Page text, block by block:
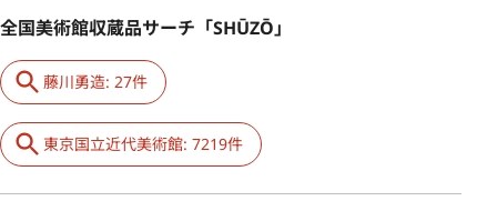
全国美術館収蔵品サーチ「SHŪZŌ」
藤川勇造: 27件
東京国立近代美術館: 7219件